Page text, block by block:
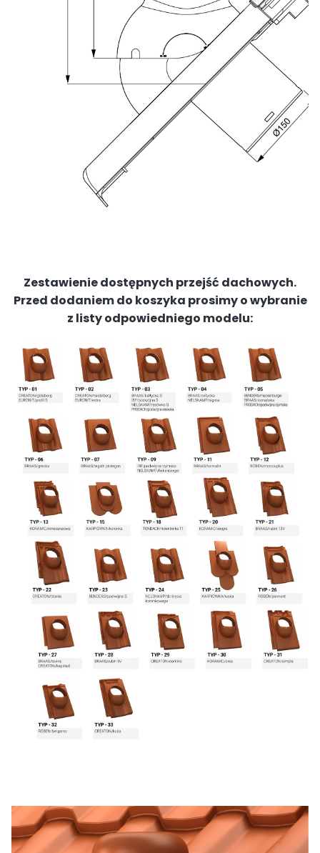
Zestawienie dostępnych przejść dachowych.
Przed dodaniem do koszyka prosimy o wybranie
z listy odpowiedniego modelu: